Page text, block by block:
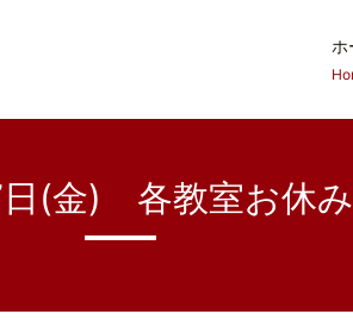
ホ
(金) 各教室お休み